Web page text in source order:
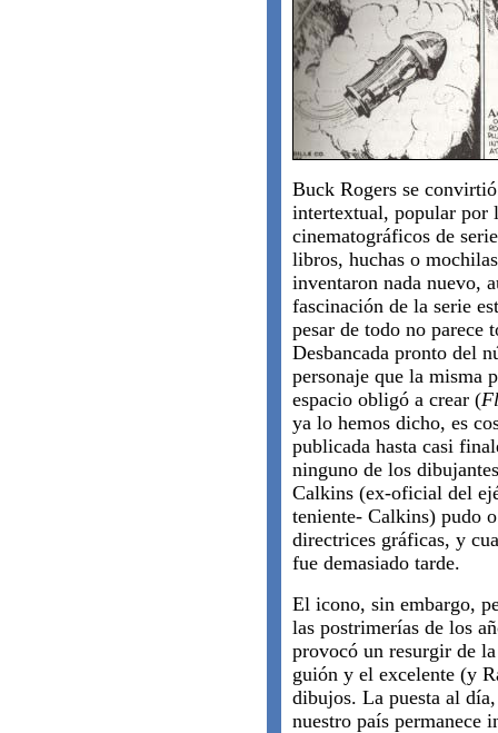
Buck Rogers se
intertextual, popular por
cinematográficos de
libros, huchas o
inventaron nada nuevo,
fascinación de la serie
pesar de todo no parece
Desbancada pronto del
personaje que la misma
espacio obligó a crear (
ya lo hemos dicho, es
publicada hasta casi
ninguno de los
Calkins (ex-oficial del
teniente- Calkins) pudo
directrices gráficas, y
fue demasiado tarde.
El icono, sin embargo,
las postrimerías de los
provocó un resurgir de
guión y el excelente (y
dibujos. La puesta al
nuestro país permanece